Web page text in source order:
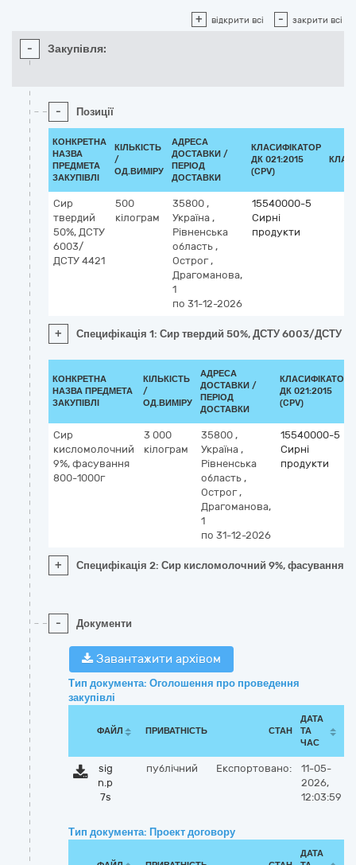
+ відкрити всі - закрити всі
- Закупівля:
- Позиції
КОНКРЕТНА
НАЗВА
ПРЕДМЕТА
ЗАКУПІВЛІ
КІЛЬКІСТЬ
/
ОД.ВИМІРУ
АДРЕСА
ДОСТАВКИ /
ПЕРІОД
ДОСТАВКИ
КЛАСИФІКАТОР
ДК 021:2015
(CPV)
Сир
твердий
50%, ДСТУ
6003/
ДСТУ 4421
500
кілограм
35800 ,
Україна ,
Рівненська
область ,
Острог,
Драгоманова,
1
по 31-12-2026
15540000-5
Сирні
продукти
+ Специфікація 1: Сир твердий 50%, ДСТУ 6003/ДСТУ
КОНКРЕТНА
НАЗВА ПРЕДМЕТА
ЗАКУПІВЛІ
КІЛЬКІСТЬ
/
ОД.ВИМІРУ
АДРЕСА
ДОСТАВКИ /
ПЕРІОД
ДОСТАВКИ
КЛАСИФІКАТОР
ДК 021:2015
(CPV)
Сир
кисломолочний
9%, фасування
800-1000г
3 000
кілограм
35800 ,
Україна ,
Рівненська
область ,
Острог,
Драгоманова,
1
по 31-12-2026
15540000-5
Сирні
продукти
+ Специфікація 2: Сир кисломолочний 9%, фасування
- Документи
Завантажити архівом
Тип документа: Оголошення про проведення
закупівлі
ФАЙЛ ПРИВАТНІСТЬ СТАН
ДАТА
ТА
ЧАС
sig
n.p
7s
публічний Експортовано:
11-05-
2026,
12:03:59
Тип документа: Проект договору
ДАТА